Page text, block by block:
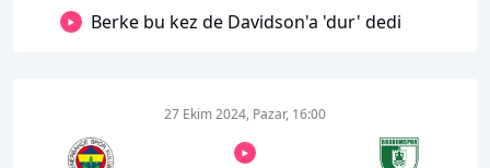
Berke bu kez de Davidson'a 'dur' dedi
27 Ekim 2024, Pazar, 16:00